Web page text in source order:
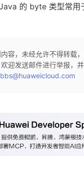
的 byte 类型常用
容，未经允许不得转载
迎发送邮件进行举报，